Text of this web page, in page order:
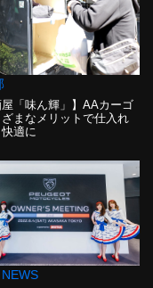
屋「味ん輝」】AAカーゴ
まなメリットで仕入れ
適に